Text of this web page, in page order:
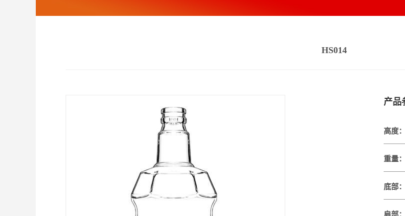
HS014
产品
高度：
重量：
底部：